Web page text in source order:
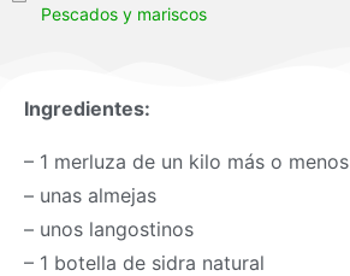
Pescados y mariscos
Ingredientes:
– 1 merluza de un kilo más o menos
– unas almejas
– unos langostinos
– 1 botella de sidra natural